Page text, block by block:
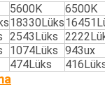
5600K
6500K
18330Lüks
2543Lüks
1074Lüks 943ux
474Lüks